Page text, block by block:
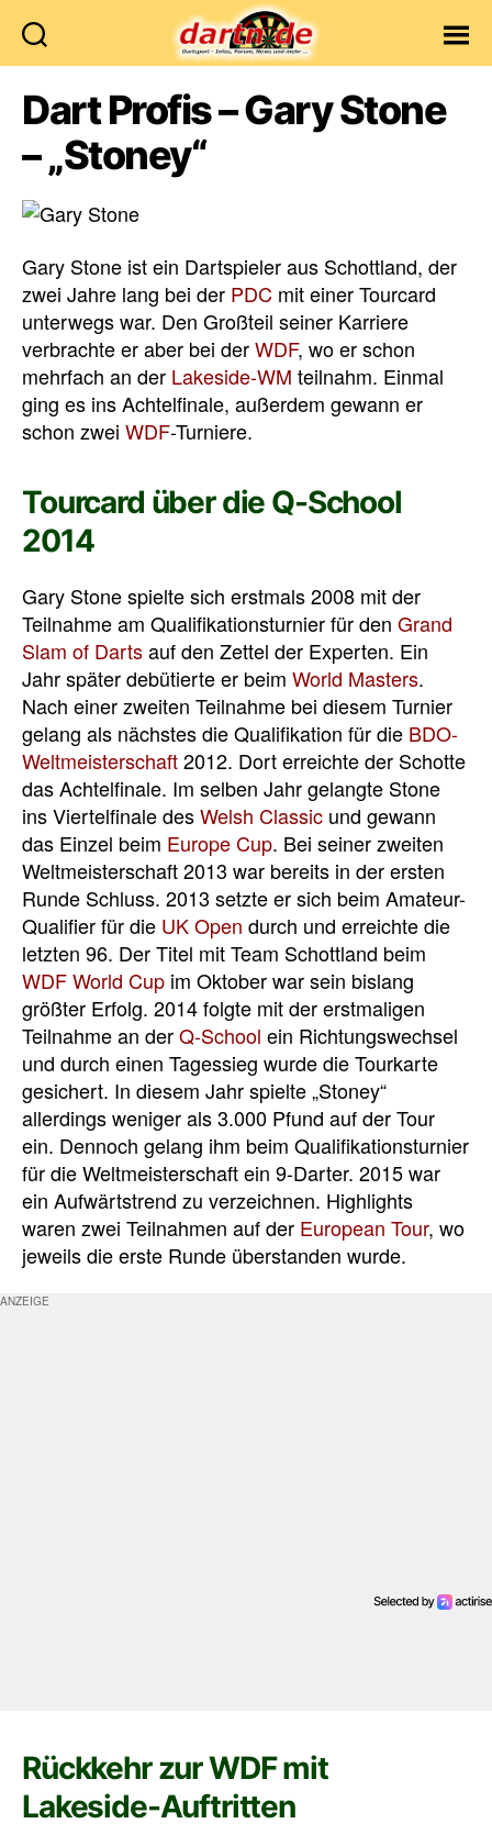
Dart Profis – Gary Stone
– „Stoney“
Gary Stone ist ein Dartspieler aus Schottland, der
zwei Jahre lang bei der PDC mit einer Tourcard
unterwegs war. Den Großteil seiner Karriere
verbrachte er aber bei derWDF, wo er schon
mehrfach an der Lakeside-WM teilnahm. Einmal
ging es ins Achtelfinale, außerdem gewann er
schon zwei WDF-Turniere.
Tourcard über die Q-School
2014
Gary Stone spielte sich erstmals 2008 mit der
Teilnahme am Qualifikationsturnier für den Grand
Slam of Dartsauf den Zettel der Experten. Ein
Jahr später debütierte er beim World Masters.
Nach einer zweiten Teilnahme bei diesem Turnier
gelang als nächstes die Qualifikation für die BDO-
Weltmeisterschaft2012. Dort erreichte der Schotte
das Achtelfinale. Im selben Jahr gelangte Stone
ins Viertelfinale desWelsh Classic und gewann
das Einzel beim Europe Cup. Bei seiner zweiten
Weltmeisterschaft 2013 war bereits in der ersten
Runde Schluss. 2013 setzte er sich beim Amateur-
Qualifier für die UK Open durch und erreichte die
letzten 96. Der Titel mit Team Schottland beim
WDF World Cup im Oktober war sein bislang
größter Erfolg. 2014 folgte mit der erstmaligen
Teilnahme an derQ-School ein Richtungswechsel
und durch einen Tagessieg wurde die Tourkarte
gesichert. In diesem Jahr spielte „Stoney“
allerdings weniger als 3.000 Pfund auf der Tour
ein. Dennoch gelang ihm beim Qualifikationsturnier
für die Weltmeisterschaft ein 9-Darter. 2015 war
ein Aufwärtstrend zu verzeichnen. Highlights
waren zwei Teilnahmen auf der European Tour, wo
jeweils die erste Runde überstanden wurde.
Rückkehr zur WDF mit
Lakeside-Auftritten